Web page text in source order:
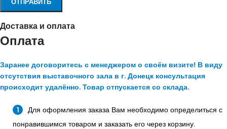
Доставка и оплата
Оплата
Заранее договоритесь с менеджером о своём визите! В виду
отсутствия выставочного зала в г. Донецк консультация
происходит удалённо. Товар отпускается со склада.
Для оформления заказа Вам необходимо определиться с
понравившимся товаром и заказать его через корзину.